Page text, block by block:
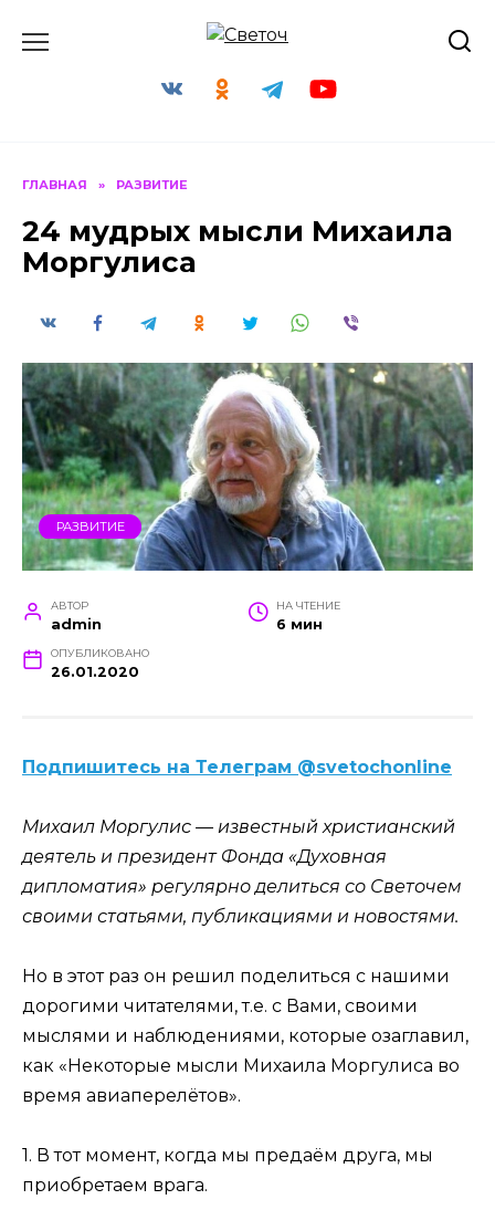
ГЛАВНАЯ » РАЗВИТИЕ
24 мудрых мысли Михаила
Моргулиса
РАЗВИТИЕ
АВТОР
admin
НА ЧТЕНИЕ
6 мин
ОПУБЛИКОВАНО
26.01.2020
Подпишитесь на Телеграм @svetochonline
Михаил Моргулис — известный христианский
деятель и президент Фонда «Духовная
дипломатия» регулярно делиться со Светочем
своими статьями, публикациями и новостями.
Но в этот раз он решил поделиться с нашими
дорогими читателями, т.е. с Вами, своими
мыслями и наблюдениями, которые озаглавил,
как «Некоторые мысли Михаила Моргулиса во
время авиаперелётов».
1. В тот момент, когда мы предаём друга, мы
приобретаем врага.